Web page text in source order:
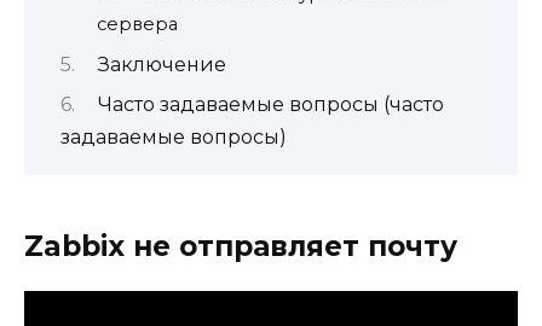
сервера
Заключение
Часто задаваемые вопросы (часто
задаваемые вопросы)
Zabbix не отправляет почту